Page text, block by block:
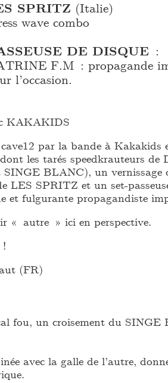
SPRITZ (Italie)
wave combo
DE DISQUE :
F.M : propagande
l’occasion.
KAKAKIDS
par la bande à Kakakids
les tarés speedkrauteurs
BLANC), un vernissage
LES SPRITZ et un set-
et fulgurante propagandiste
« autre » ici en perspective.
(FR)
fou, un croisement du SINGE
avec la galle de l’autre,